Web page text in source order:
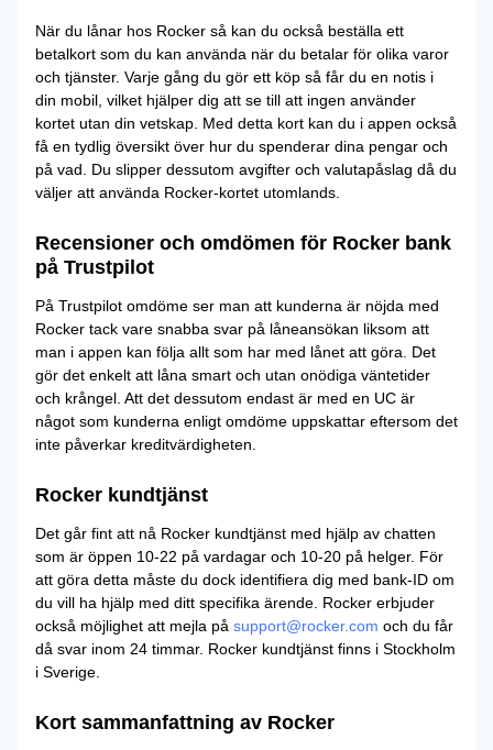
När du lånar hos Rocker så kan du också beställa ett
betalkort som du kan använda när du betalar för olika varor
och tjänster. Varje gång du gör ett köp så får du en notis i
din mobil, vilket hjälper dig att se till att ingen använder
kortet utan din vetskap. Med detta kort kan du i appen också
få en tydlig översikt över hur du spenderar dina pengar och
på vad. Du slipper dessutom avgifter och valutapåslag då du
väljer att använda Rocker-kortet utomlands.
Recensioner och omdömen för Rocker bank
på Trustpilot
På Trustpilot omdöme ser man att kunderna är nöjda med
Rocker tack vare snabba svar på låneansökan liksom att
man i appen kan följa allt som har med lånet att göra. Det
gör det enkelt att låna smart och utan onödiga väntetider
och krångel. Att det dessutom endast är med en UC är
något som kunderna enligt omdöme uppskattar eftersom det
inte påverkar kreditvärdigheten.
Rocker kundtjänst
Det går fint att nå Rocker kundtjänst med hjälp av chatten
som är öppen 10-22 på vardagar och 10-20 på helger. För
att göra detta måste du dock identifiera dig med bank-ID om
du vill ha hjälp med ditt specifika ärende. Rocker erbjuder
också möjlighet att mejla på support@rocker.com och du får
då svar inom 24 timmar. Rocker kundtjänst finns i Stockholm
i Sverige.
Kort sammanfattning av Rocker